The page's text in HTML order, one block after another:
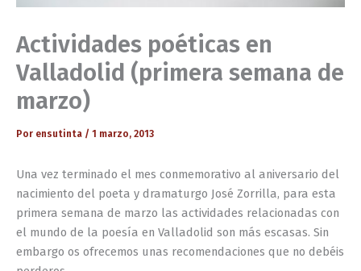
Actividades poéticas en
Valladolid (primera semana de
marzo)
Por ensutinta / 1 marzo, 2013
Una vez terminado el mes conmemorativo al aniversario del
nacimiento del poeta y dramaturgo José Zorrilla, para esta
primera semana de marzo las actividades relacionadas con
el mundo de la poesía en Valladolid son más escasas. Sin
embargo os ofrecemos unas recomendaciones que no debéis